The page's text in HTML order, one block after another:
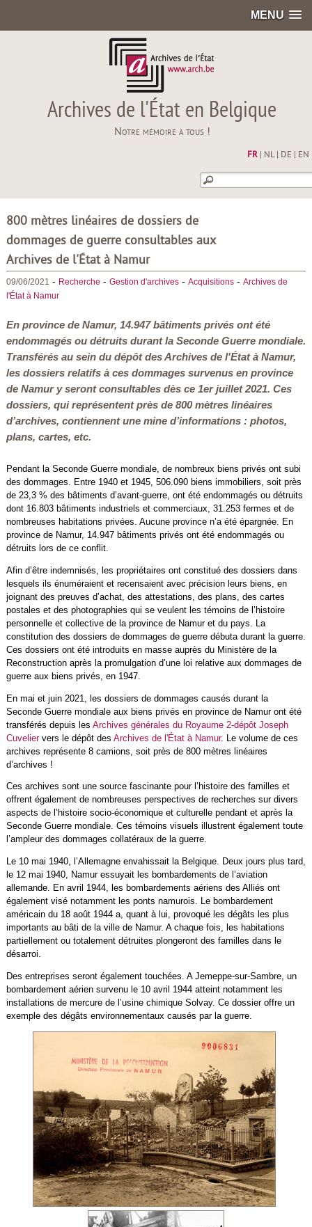
MENU
Archives de l'État en Belgique
Notre mémoire à tous !
FR| NL| DE EN
800 mètres linéaires de dossiers de
dommages de guerre consultables aux
Archives de l'État à Namur
09/06/2021 - Recherche - Gestion d'archives- Acquisitions- Archives de
l'État à Namur
En province de Namur, 14.947 bâtiments privés ont été
endommagés ou détruits durant la Seconde Guerre mondiale.
Transférés au sein du dépôt des Archives de l'État à Namur,
les dossiers relatifs à ces dommages survenus en province
de Namur y seront consultables dès ce 1er juillet 2021. Ces
dossiers, qui représentent près de 800 mètres linéaires
d’archives, contiennent une mine d’informations : photos,
plans, cartes, etc.
Pendant la Seconde Guerre mondiale, de nombreux biens privés ont subi
des dommages. Entre 1940 et 1945, 506.090 biens immobiliers, soit près
de 23,3 % des bâtiments d’avant-guerre, ont été endommagés ou détruits
dont 16.803 bâtiments industriels et commerciaux, 31.253 fermes et de
nombreuses habitations privées. Aucune province n’a été épargnée. En
province de Namur, 14.947 bâtiments privés ont été endommagés ou
détruits lors de ce conflit.
Afin d’être indemnisés, les propriétaires ont constitué des dossiers dans
lesquels ils énuméraient et recensaient avec précision leurs biens, en
joignant des preuves d’achat, des attestations, des plans, des cartes
postales et des photographies qui se veulent les témoins de l’histoire
personnelle et collective de la province de Namur et du pays. La
constitution des dossiers de dommages de guerre débuta durant la guerre.
Ces dossiers ont été introduits en masse auprès du Ministère de la
Reconstruction après la promulgation d’une loi relative aux dommages de
guerre aux biens privés, en 1947.
En mai et juin 2021, les dossiers de dommages causés durant la
Seconde Guerre mondiale aux biens privés en province de Namur ont été
transférés depuis les Archives générales du Royaume 2-dépôt Joseph
Cuveliervers le dépôt des Archives de l'État à Namur. Le volume de ces
archives représente 8 camions, soit près de 800 mètres linéaires
d’archives !
Ces archives sont une source fascinante pour l’histoire des familles et
offrent également de nombreuses perspectives de recherches sur divers
aspects de l’histoire socio-économique et culturelle pendant et après la
Seconde Guerre mondiale. Ces témoins visuels illustrent également toute
l’ampleur des dommages collatéraux de la guerre.
Le 10 mai 1940, l’Allemagne envahissait la Belgique. Deux jours plus tard,
le 12 mai 1940, Namur essuyait les bombardements de l’aviation
allemande. En avril 1944, les bombardements aériens des Alliés ont
également visé notamment les ponts namurois. Le bombardement
américain du 18 août 1944 a, quant à lui, provoqué les dégâts les plus
importants au bâti de la ville de Namur. A chaque fois, les habitations
partiellement ou totalement détruites plongeront des familles dans le
désarroi.
Des entreprises seront également touchées. A Jemeppe-sur-Sambre, un
bombardement aérien survenu le 10 avril 1944 atteint notamment les
installations de mercure de l’usine chimique Solvay. Ce dossier offre un
exemple des dégâts environnementaux causés par la guerre.